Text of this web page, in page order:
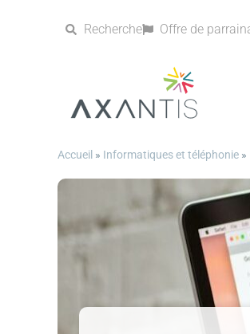
Recherche Offre de
Accueil » Informatiques et téléphonie »